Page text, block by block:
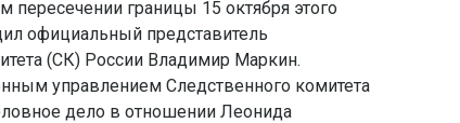
пересечении границы 15 октября этого
официальный представитель
(СК) России Владимир Маркин.
управлением Следственного комитета
дело в отношении Леонида